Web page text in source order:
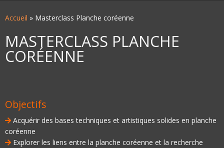
auAccueil » Masterclass Planche coréenne
MASTERCLASS PLANCHE
CORÉENNE
Objectifs
Acquérir des bases techniques et artistiques solides en planche
coréenne
Explorer les liens entre la planche coréenne et la recherche